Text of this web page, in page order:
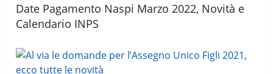
Date Pagamento Naspi Marzo 2022, Novità e
Calendario INPS